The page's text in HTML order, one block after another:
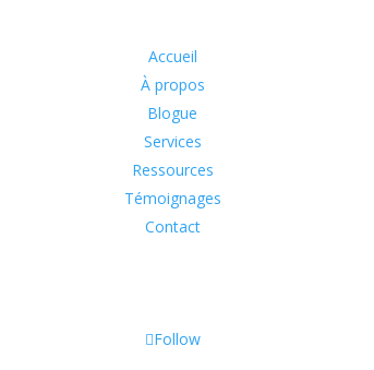
Accueil
À propos
Blogue
Services
Ressources
Témoignages
Contact
Follow